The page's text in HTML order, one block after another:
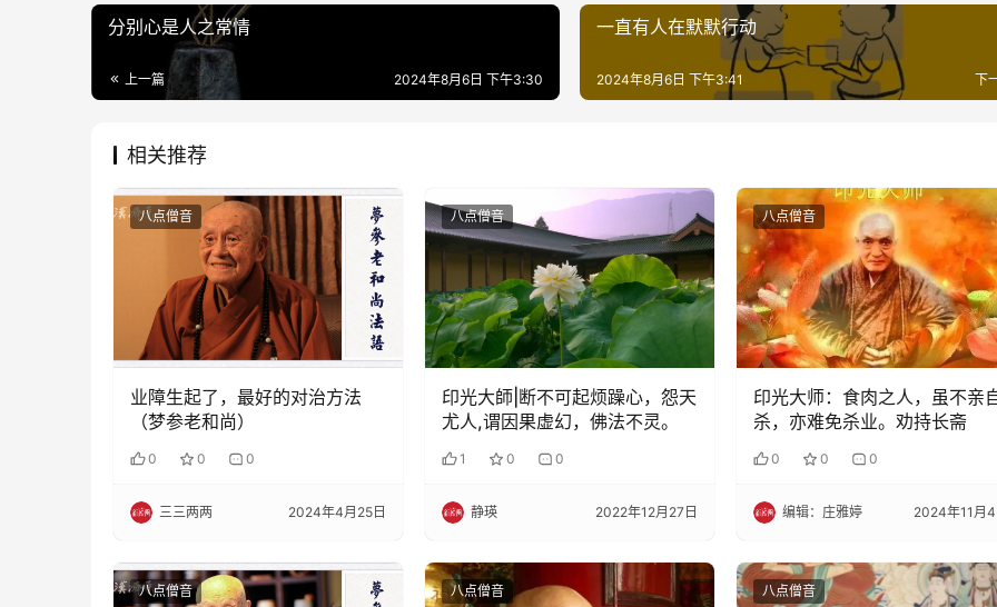
分别心是人之常情
上一篇 2024年8月6日 下午3:30
一直有人在默默行动
下
2024年8月6日 下午3:41
相关推荐
八点僧音
业障生起了，最好的对治方法
（梦参老和尚）
0 0 0
三三两两 2024年4月25日
八点僧音
印光大師|断不可起烦躁心，怨天
尤人,谓因果虚幻，佛法不灵。
1 0 0
静瑛 2022年12月27日
八点僧音
印光大师：食肉之人，虽不亲
杀，亦难免杀业。劝持长斋
0 0 0
编辑：庄雅婷 2024年11月
八点僧音 八点僧音 八点僧音